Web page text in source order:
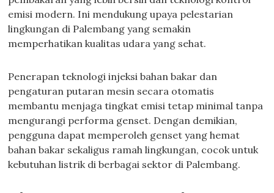
emisi modern. Ini mendukung upaya pelestarian
lingkungan di Palembang yang semakin
memperhatikan kualitas udara yang sehat.
Penerapan teknologi injeksi bahan bakar dan
pengaturan putaran mesin secara otomatis
membantu menjaga tingkat emisi tetap minimal tanpa
mengurangi performa genset. Dengan demikian,
pengguna dapat memperoleh genset yang hemat
bahan bakar sekaligus ramah lingkungan, cocok untuk
kebutuhan listrik di berbagai sektor di Palembang.